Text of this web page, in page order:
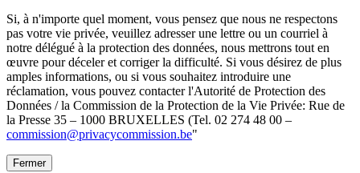
Si, à n'importe quel moment, vous pensez que nous ne respectons
pas votre vie privée, veuillez adresser une lettre ou un courriel à
notre délégué à la protection des données, nous mettrons tout en
œuvre pour déceler et corriger la difficulté. Si vous désirez de plus
amples informations, ou si vous souhaitez introduire une
réclamation, vous pouvez contacter l'Autorité de Protection des
Données / la Commission de la Protection de la Vie Privée: Rue de
la Presse 35 – 1000 BRUXELLES (Tel. 02 274 48 00 –
commission@privacycommission.be"
Fermer